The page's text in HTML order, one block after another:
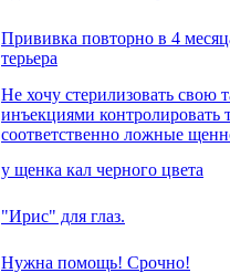
Прививка повторно в 4
терьера
Не хочу стерилизовать свою
инъекциями контролировать
соответственно ложные
у щенка кал черного цвета
"Ирис" для глаз.
Нужна помощь! Срочно!